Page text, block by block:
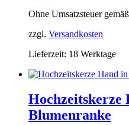
Ohne Umsatzsteuer
zzgl. Versandkosten
Lieferzeit: 18 Werktage
Hochzeitskerze
Blumenranke